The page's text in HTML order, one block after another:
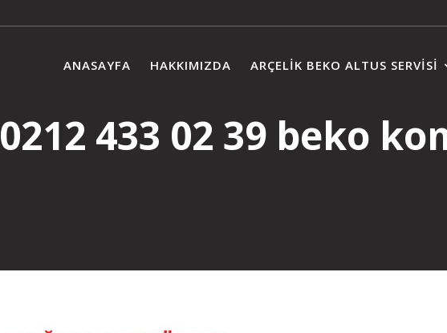
ANASAYFA HAKKIMIZDA ARÇELIK BEKO ALTUS SERVISI
0212 433 02 39 beko